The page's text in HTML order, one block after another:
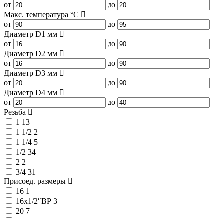
от
до
Макс. температура °C
от
до
Диаметр D1 мм
от
до
Диаметр D2 мм
от
до
Диаметр D3 мм
от
до
Диаметр D4 мм
от
до
Резьба
1 13
1 1/2 2
1 1/4 5
1/2 34
2 2
3/4 31
Присоед. размеры
16 1
16x1/2″ВР 3
20 7